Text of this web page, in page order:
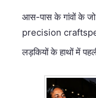
आस-पास के गांवों के जो
precision
लड़कियों के हाथों में